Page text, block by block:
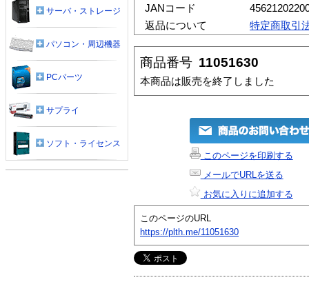
JANコード
返品について
特定商取引
商品番号 11051630
本商品は販売を終了しました
このページを印刷する
メールでURLを送る
お気に入りに追加する
このページのURL
https://plth.me/11051630
サーバ・ストレージ
パソコン・周辺機器
PCパーツ
サプライ
ソフト・ライセンス